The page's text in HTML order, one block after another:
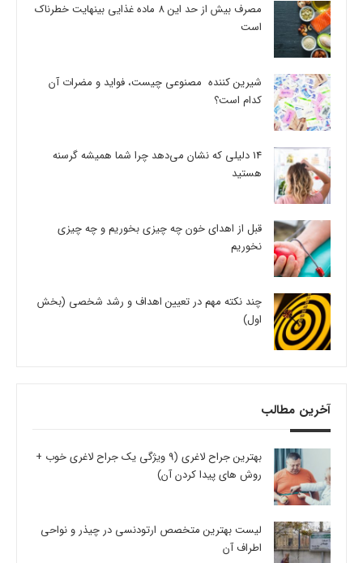
مصرف بیش از حد این 8 ماده غذایی بینهایت خطرناک
است
شیرین کننده مصنوعی چیست، فواید و مضرات آن
کدام است؟
14 دلیلی که نشان می‌دهد چرا شما همیشه گرسنه
هستید
قبل از اهدای خون چه چیزی بخوریم و چه چیزی
نخوریم
چند نکته مهم در تعیین اهداف و رشد شخصی (بخش
اول)
آخرین مطالب
بهترین جراح لاغری (9 ویژگی یک جراح لاغری خوب +
روش های پیدا کردن آن)
لیست بهترین متخصص ارتودنسی در چیذر و نواحی
اطراف آن